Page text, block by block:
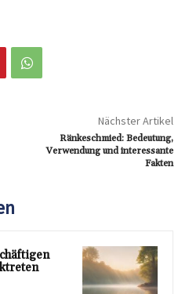
Nächster Artikel
Ränkeschmied: Bedeutung,
Verwendung und interessante
Fakten